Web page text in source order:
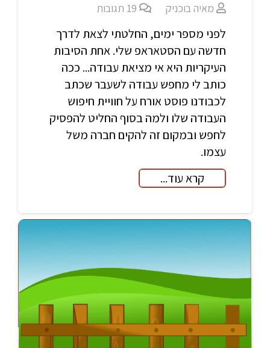
מאיה בוכניק 19 תגובות
לפני מספר ימים, החלטתי לצאת לדרך
חדשה עם הסטאראפ שלי. אחת הסיבות
העיקריות היא אי מציאת עבודה... ככה
כותב לי מחפש עבודה לשעבר שכתב
לכבודנו פוסט אורח על חוויית חיפוש
העבודה שלו ולמה בסוף החליט להפסיק
לחפש ובמקום זה להקים חברה משל
עצמו.
קרא עוד...